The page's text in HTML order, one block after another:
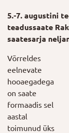
5.-7. augustini
teadussaate
saatesarja
Võrreldes
eelnevate
hooaegadega
on saate
formaadis sel
aastal
toimunud üks